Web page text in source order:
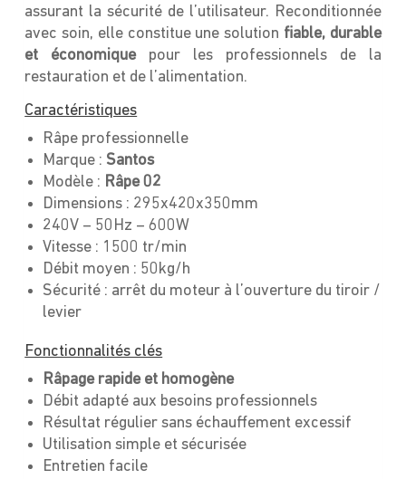
assurant la sécurité de l’utilisateur. Reconditionnée
avec soin, elle constitue une solution fiable, durable
et économiquepour les professionnels de la
restauration et de l’alimentation.
Caractéristiques
Râpe professionnelle
Marque : Santos
Modèle : Râpe 02
Dimensions : 295x420x350mm
240V – 50Hz – 600W
Vitesse : 1500 tr/min
Débit moyen : 50kg/h
Sécurité : arrêt du moteur à l’ouverture du tiroir /
levier
Fonctionnalités clés
Râpage rapide et homogène
Débit adapté aux besoins professionnels
Résultat régulier sans échauffement excessif
Utilisation simple et sécurisée
Entretien facile